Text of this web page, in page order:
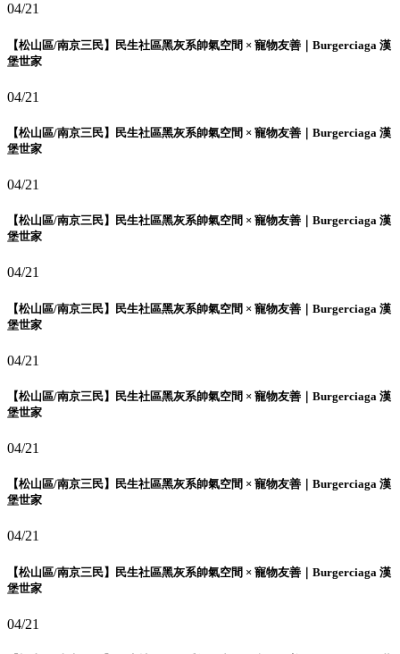
04/21
【松山區/南京三民】民生社區黑灰系帥氣空間 × 寵物友善｜Burgerciaga 漢
堡世家
04/21
【松山區/南京三民】民生社區黑灰系帥氣空間 × 寵物友善｜Burgerciaga 漢
堡世家
04/21
【松山區/南京三民】民生社區黑灰系帥氣空間 × 寵物友善｜Burgerciaga 漢
堡世家
04/21
【松山區/南京三民】民生社區黑灰系帥氣空間 × 寵物友善｜Burgerciaga 漢
堡世家
04/21
【松山區/南京三民】民生社區黑灰系帥氣空間 × 寵物友善｜Burgerciaga 漢
堡世家
04/21
【松山區/南京三民】民生社區黑灰系帥氣空間 × 寵物友善｜Burgerciaga 漢
堡世家
04/21
【松山區/南京三民】民生社區黑灰系帥氣空間 × 寵物友善｜Burgerciaga 漢
堡世家
04/21